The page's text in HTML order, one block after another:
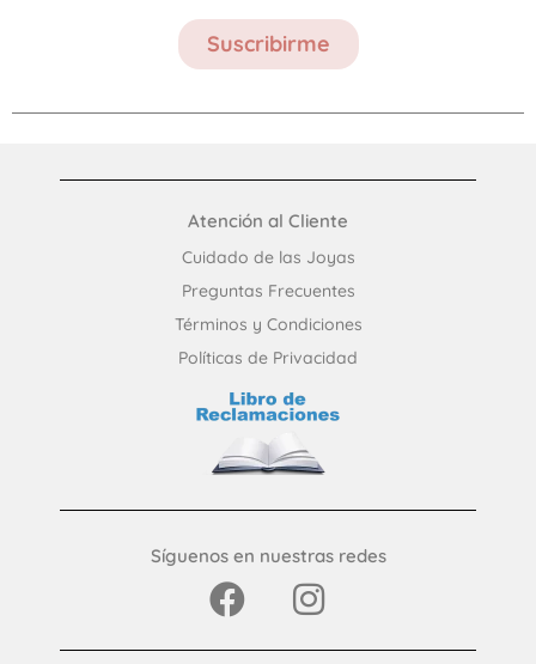
Suscribirme
Atención al Cliente
Cuidado de las Joyas
Preguntas Frecuentes​
Términos y Condiciones
Políticas de Privacidad
Síguenos en nuestras redes